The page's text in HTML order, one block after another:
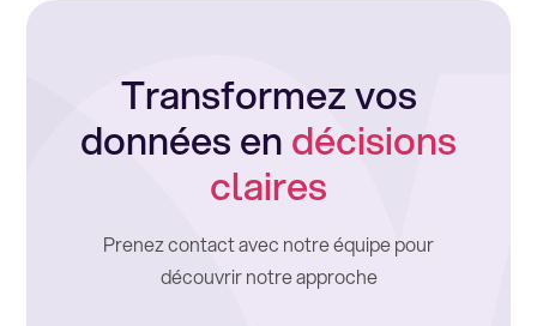
Transformez vos
données endécisions
claires
Prenez contact avec notre équipe pour
découvrir notre approche